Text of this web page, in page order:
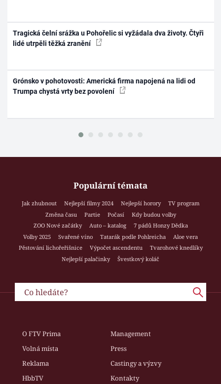
Tragická čelní srážka u Pohořelic si vyžádala dva životy. Čtyři
lidé utrpěli těžká zranění
Grónsko v pohotovosti: Americká firma napojená na lidi od
Trumpa chystá vrty bez povolení
Populární témata
Jak zhubnout Nejlepší filmy 2024 Nejlepší horory
TV program
Změna času
Partie Počasí
Kdy budou volby
ZOO Nové začátky
Auto – katalog
7 pádů Honzy Dědka
Volby 2025
Svařené víno Tatarák podle Pohlreicha
Aloe vera
Pěstování lichořeřišnice
Výpočet ascendentu
Tvarohové knedlíky
Nejlepší palačinky
Švestkový koláč
O FTV Prima
Management
Volná místa
Press
Reklama
Castingy a výzvy
HbbTV
Kontakty